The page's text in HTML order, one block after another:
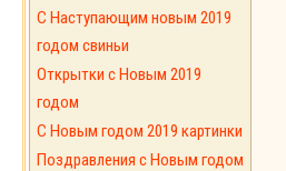
С Наступающим новым 2019
годом свиньи
Открытки с Новым 2019
годом
C Новым годом 2019 картинки
Поздравления с Новым годом